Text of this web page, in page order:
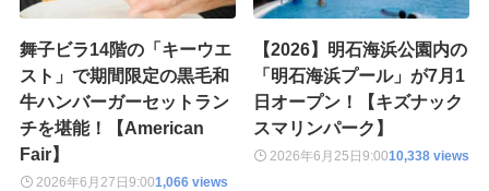
舞子ビラ14階の「キーウエ
スト」で期間限定の黒毛和
牛ハンバーガーセットラン
チを堪能！【American
Fair】
2026年6月27日9:001,066 views
【2026】明石海浜公園内の
「明石海浜プール」が7月1
日オープン！【キズナック
スマリンパーク】
2026年6月25日9:0010,338 views